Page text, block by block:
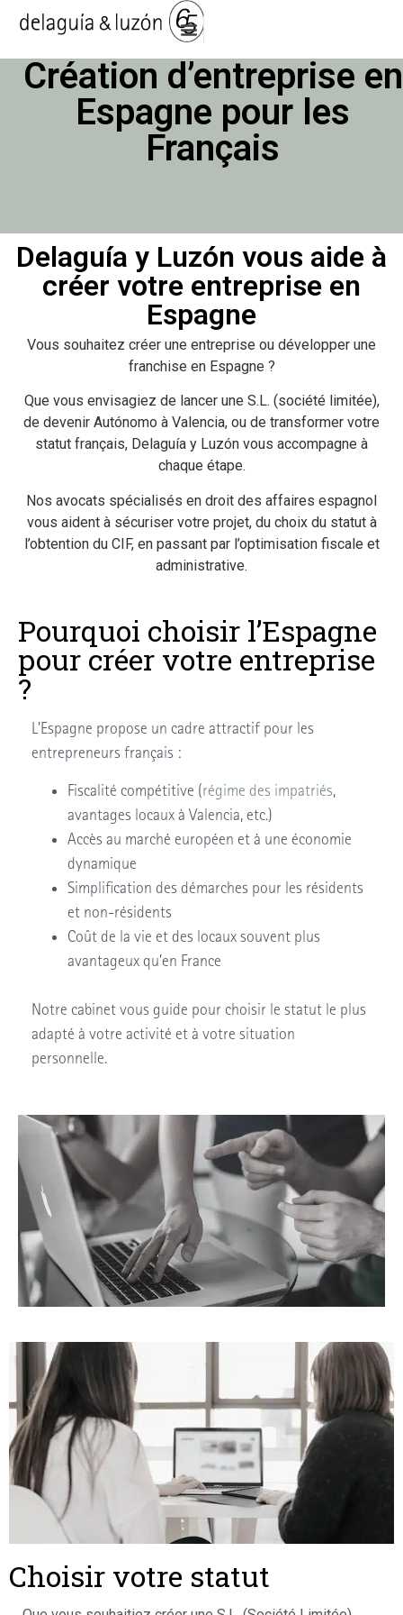
Création d’entreprise en
Espagne pour les
Français
Delaguía y Luzón vous aide à
créer votre entreprise en
Espagne
Vous souhaitez créer une entreprise ou développer une
franchise en Espagne ?
Que vous envisagiez de lancer une S.L. (société limitée),
de devenir Autónomo à Valencia, ou de transformer votre
statut français, Delaguía y Luzón vous accompagne à
chaque étape.
Nos avocats spécialisés en droit des affaires espagnol
vous aident à sécuriser votre projet, du choix du statut à
l’obtention du CIF, en passant par l’optimisation fiscale et
administrative.
Pourquoi choisir l’Espagne
pour créer votre entreprise
?
L’Espagne propose un cadre attractif pour les
entrepreneurs français :
Fiscalité compétitive (régime des impatriés,
avantages locaux à Valencia, etc.)
Accès au marché européen et à une économie
dynamique
Simplification des démarches pour les résidents
et non-résidents
Coût de la vie et des locaux souvent plus
avantageux qu’en France
Notre cabinet vous guide pour choisir le statut le plus
adapté à votre activité et à votre situation
personnelle.
Choisir votre statut